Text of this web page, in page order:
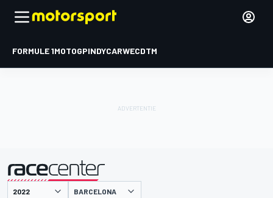
FORMULE 1MOTOGPINDYCARWECDTM
gepresenteerd door BARCELONA